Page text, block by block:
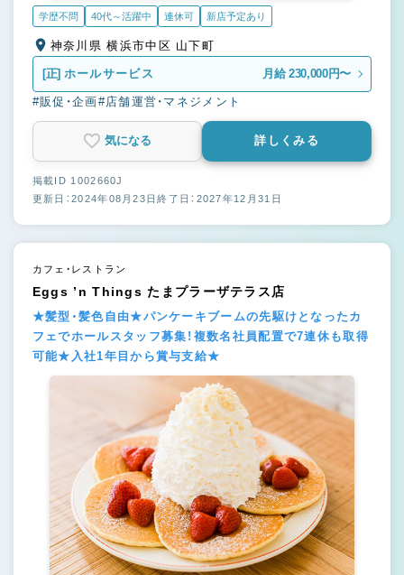
学歴不問 40代～活躍中 連休可 新店予定あり
神奈川県 横浜市中区 山下町
[正] ホールサービス 月給 230,000円〜
#販促・企画#店舗運営・マネジメント
気になる 詳しくみる
掲載ID 1002660J
更新日：2024年08月23日終了日：2027年12月31日
カフェ・レストラン
Eggs ’n Things たまプラーザテラス店
★髪型・髪色自由★パンケーキブームの先駆けとなったカ
フェでホールスタッフ募集！複数名社員配置で7連休も取得
可能★入社1年目から賞与支給★